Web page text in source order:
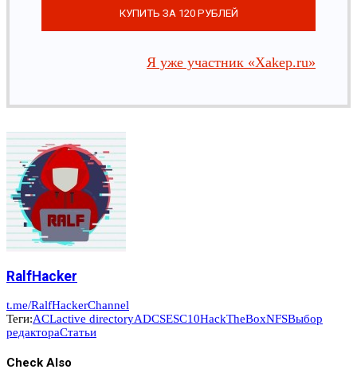
Я уже участник «Xakep.ru»
RalfHacker
t.me/RalfHackerChannel
Теги:ACLactive directoryADCSESC10HackTheBoxNFSВыбор
редактораСтатьи
Check Also